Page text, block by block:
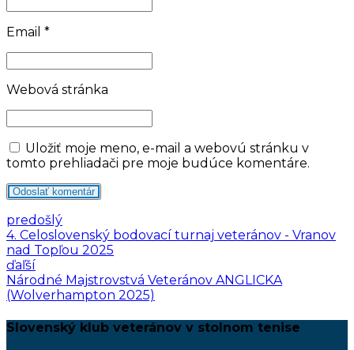
Email *
Webová stránka
Uložiť moje meno, e-mail a webovú stránku v
tomto prehliadači pre moje budúce komentáre.
Odoslať komentár
predošlý
4. Celoslovenský bodovací turnaj veteránov - Vranov
nad Topľou 2025
ďaľší
Národné Majstrovstvá Veteránov ANGLICKA
(Wolverhampton 2025)
Slovenský klub veteránov v stolnom tenise